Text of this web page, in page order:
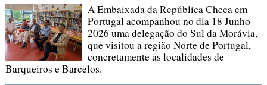
A Embaixada da República Checa em
Portugal acompanhou no dia 18 Junho
2026 uma delegação do Sul da Morávia,
que visitou a região Norte de Portugal,
concretamente as localidades de
Barqueiros e Barcelos.